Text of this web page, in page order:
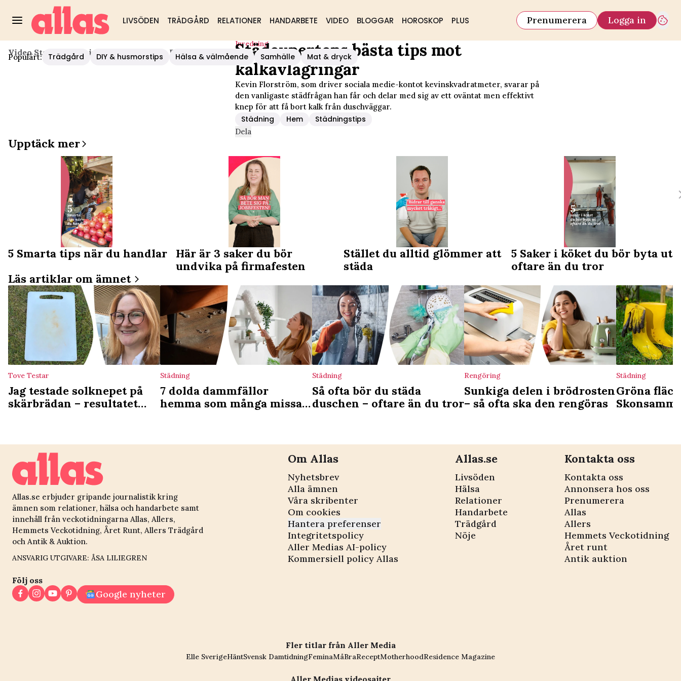
LIVSÖDEN TRÄDGÅRD RELATIONER HANDARBETE VIDEO BLOGGAR HOROSKOP PLUS Prenumerera Logga in
Populärt: Trädgård DIY & husmorstips Hälsa & välmående Samhälle Mat & dryck
Video Start / Inredning/ Städexpertens Bästa Tips Mot Kalkavlagringar
Inredning
Städexpertens bästa tips mot
kalkavlagringar
Kevin Florström, som driver sociala medie-kontot kevinskvadratmeter, svarar på
den vanligaste städfrågan han får och delar med sig av ett oväntat men effektivt
knep för att få bort kalk från duschväggar.
Städning Hem Städningstips
Dela
Upptäck mer
5 Smarta tips när du handlar
Här är 3 saker du bör
undvika på firmafesten
Stället du alltid glömmer att
städa
5 Saker i köket du bör byta ut
oftare än du tror
Läs artiklar om ämnet
Tove Testar
Jag testade solknepet på
skärbrädan – resultatet
Städning
7 dolda dammfällor
hemma som många missar
Städning
Så ofta bör du städa
duschen – oftare än du tror
Rengöring
Sunkiga delen i brödrosten
– så ofta ska den rengöras
Städning
Gröna
Allas.se erbjuder gripande journalistik kring
ämnen som relationer, hälsa och handarbete samt
innehåll från veckotidningarna Allas, Allers,
Hemmets Veckotidning, Året Runt, Allers Trädgård
och Antik & Auktion.
ANSVARIG UTGIVARE: ÅSA LILIEGREN
Följ oss
Google nyheter
Om Allas
Nyhetsbrev
Alla ämnen
Våra skribenter
Om cookies
Hantera preferenser
Integritetspolicy
Aller Medias AI-policy
Kommersiell policy Allas
Allas.se
Livsöden
Hälsa
Relationer
Handarbete
Trädgård
Nöje
Kontakta oss
Kontakta oss
Annonsera hos oss
Prenumerera
Allas
Allers
Hemmets Veckotidning
Året runt
Antik auktion
Fler titlar från Aller Media
Elle SverigeHäntSvensk DamtidningFeminaMåBraReceptMotherhoodResidence Magazine